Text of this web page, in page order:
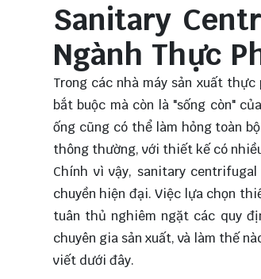
Sanitary
Ngành Thực
Trong các nhà máy sản xuất
bắt buộc mà còn là "sống còn"
ống cũng có thể làm hỏng toàn
thông thường, với thiết kế có
Chính vì vậy, sanitary centrifugal
chuyền hiện đại. Việc lựa chọn
tuân thủ nghiêm ngặt các quy
chuyên gia sản xuất, và làm thế
viết dưới đây.